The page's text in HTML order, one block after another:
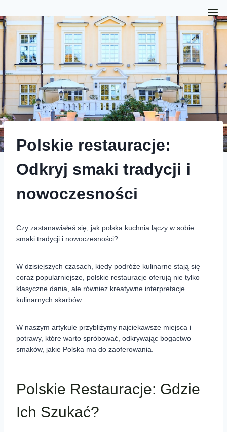
Polskie restauracje:
Odkryj smaki tradycji i
nowoczesności
Czy zastanawiałeś się, jak polska kuchnia łączy w sobie
smaki tradycji i nowoczesności?
W dzisiejszych czasach, kiedy podróże kulinarne stają się
coraz popularniejsze, polskie restauracje oferują nie tylko
klasyczne dania, ale również kreatywne interpretacje
kulinarnych skarbów.
W naszym artykule przybliżymy najciekawsze miejsca i
potrawy, które warto spróbować, odkrywając bogactwo
smaków, jakie Polska ma do zaoferowania.
Polskie Restauracje: Gdzie
Ich Szukać?